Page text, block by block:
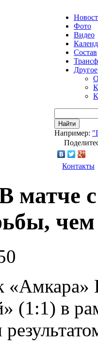
Фото
Видео
Состав
Другое
Найти
Например:
Контакты
матче
«Амкара»
(1:1) в